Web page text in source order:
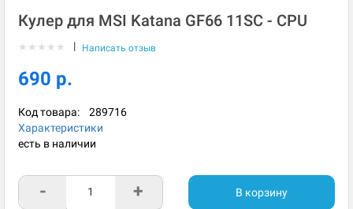
Кулер для MSI Katana GF66 11SC - CPU
★ ★ ★ ★ ★ | Написать отзыв
690 р.
Код товара: 289716
Характеристики
есть в наличии
- + В корзину